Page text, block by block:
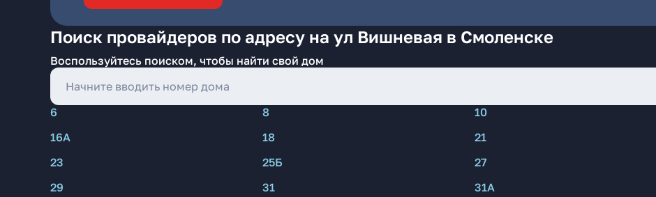
Поиск провайдеров по адресу на ул Вишневая в Смоленске
Воспользуйтесь поиском, чтобы найти свой дом
6 8 10
16А
18 21
23
25Б 27
29
31 31А